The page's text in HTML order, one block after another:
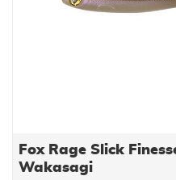
Fox Rage Slick
Wakasagi